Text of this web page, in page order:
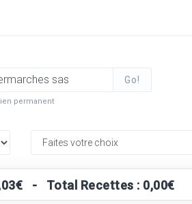
Go!
permanent
- Total Recettes : 0,00€